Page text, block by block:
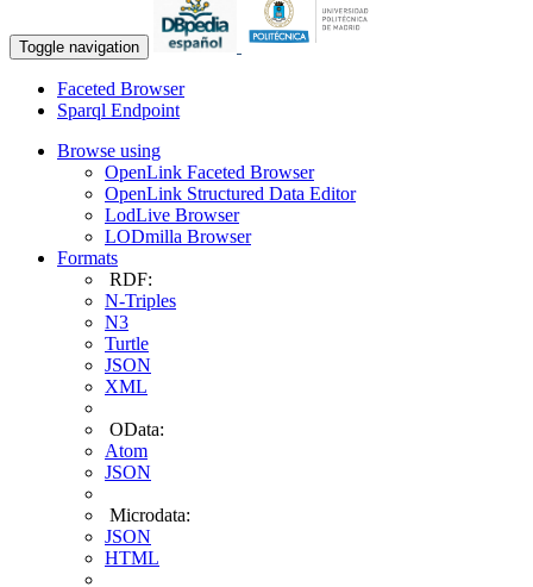
Toggle navigation
Faceted Browser
Sparql Endpoint
Browse using
OpenLink Faceted Browser
OpenLink Structured Data Editor
LodLive Browser
LODmilla Browser
Formats
RDF:
N-Triples
N3
Turtle
JSON
XML
OData:
Atom
JSON
Microdata:
JSON
HTML